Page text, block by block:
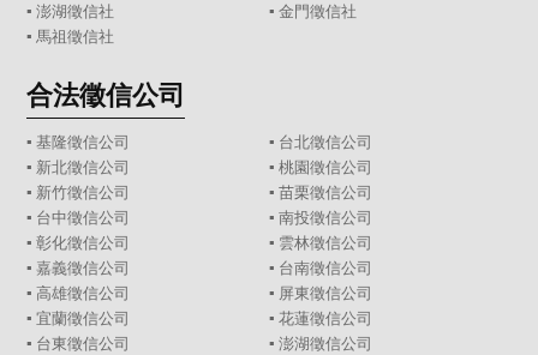
▪澎湖徵信社 ▪ 金門徵信社
▪ 馬祖徵信社
合法徵信公司
▪基隆徵信公司 ▪ 台北徵信公司
▪ 新北徵信公司 ▪ 桃園徵信公司
▪ 新竹徵信公司 ▪ 苗栗徵信公司
▪ 台中徵信公司 ▪ 南投徵信公司
▪彰化徵信公司 ▪ 雲林徵信公司
▪嘉義徵信公司 ▪ 台南徵信公司
▪高雄徵信公司 ▪ 屏東徵信公司
▪宜蘭徵信公司 ▪ 花蓮徵信公司
▪ 台東徵信公司 ▪ 澎湖徵信公司